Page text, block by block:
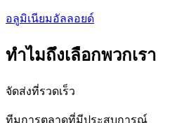
อลูมิเนียมอัลลอยด์
ทำไมถึงเลือกพวกเรา
จัดส่งที่รวดเร็ว
ทีมการตลาดที่มีประสบการณ์